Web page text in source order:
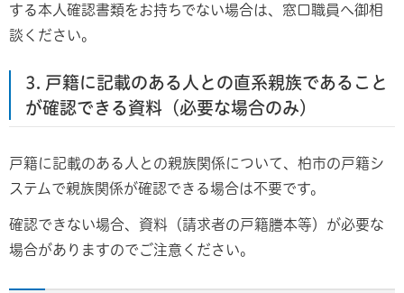
する本人確認書類をお持ちでない場合は、窓口職員へ御相
談ください。
3. 戸籍に記載のある人との直系親族であること
が確認できる資料（必要な場合のみ）
戸籍に記載のある人との親族関係について、柏市の戸籍シ
ステムで親族関係が確認できる場合は不要です。
確認できない場合、資料（請求者の戸籍謄本等）が必要な
場合がありますのでご注意ください。